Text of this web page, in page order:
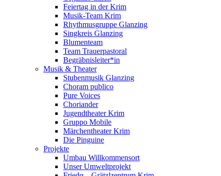
Feiertag in der Krim
Musik-Team Krim
Rhythmusgruppe Glanzing
Singkreis Glanzing
Blumenteam
Team Trauerpastoral
Begräbnisleiter*in
Musik & Theater
Stubenmusik Glanzing
Choram publico
Pure Voices
Choriander
Jugendtheater Krim
Gruppo Mobile
Märchentheater Krim
Die Pinguine
Projekte
Umbau Willkommensort
Unser Umweltprojekt